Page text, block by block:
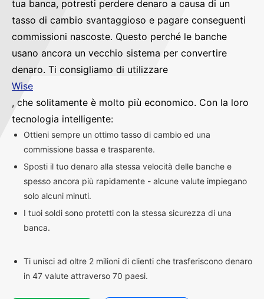
tua banca, potresti perdere denaro a causa di un
tasso di cambio svantaggioso e pagare conseguenti
commissioni nascoste. Questo perché le banche
usano ancora un vecchio sistema per convertire
denaro. Ti consigliamo di utilizzare
Wise
, che solitamente è molto più economico. Con la loro
tecnologia intelligente:
Ottieni sempre un ottimo tasso di cambio ed una
commissione bassa e trasparente.
Sposti il tuo denaro alla stessa velocità delle banche e
spesso ancora più rapidamente - alcune valute impiegano
solo alcuni minuti.
I tuoi soldi sono protetti con la stessa sicurezza di una
banca.
Ti unisci ad oltre 2 milioni di clienti che trasferiscono denaro
in 47 valute attraverso 70 paesi.